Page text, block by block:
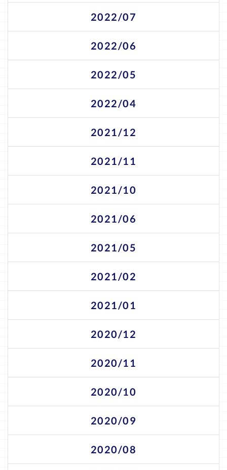
2022/07
2022/06
2022/05
2022/04
2021/12
2021/11
2021/10
2021/06
2021/05
2021/02
2021/01
2020/12
2020/11
2020/10
2020/09
2020/08